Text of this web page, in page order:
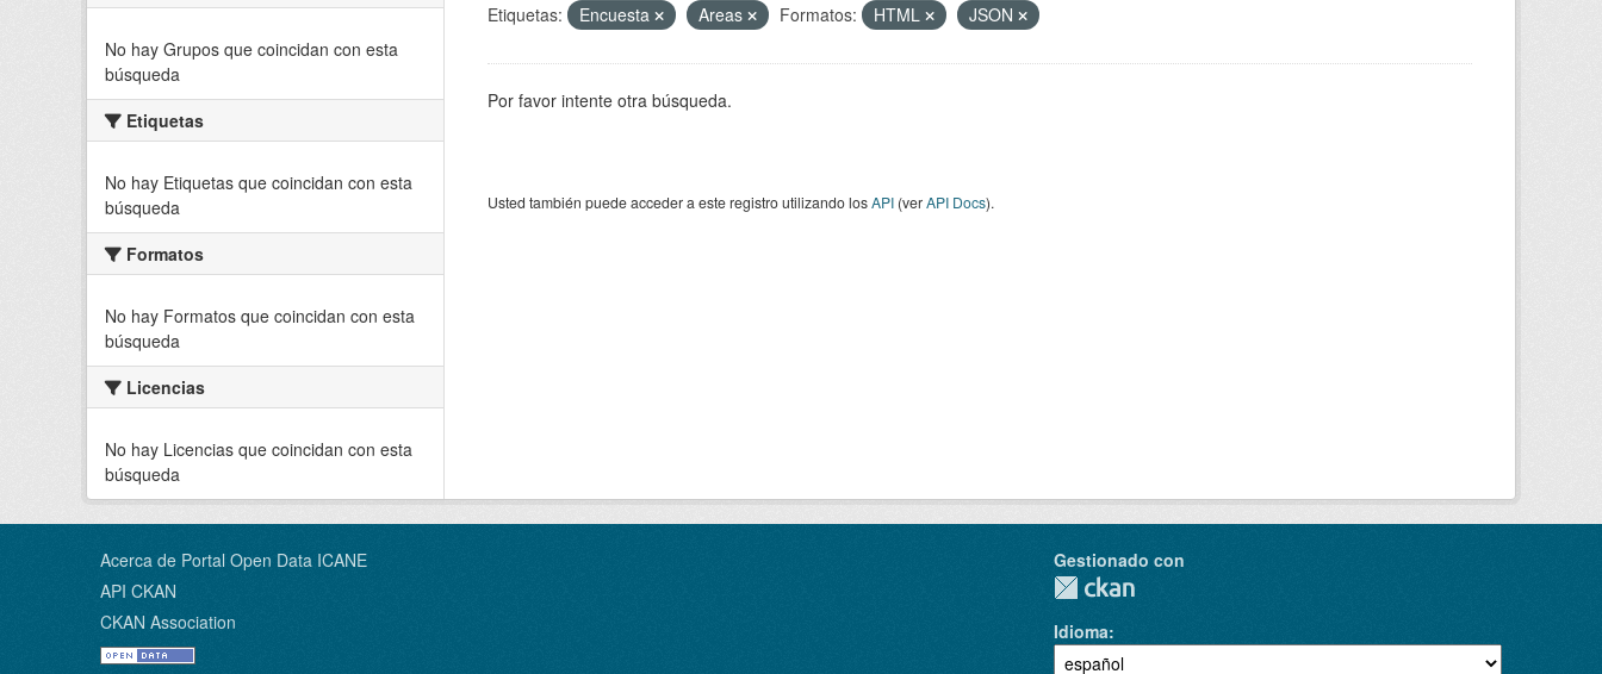
No hay Grupos que coincidan con esta
búsqueda
Etiquetas
No hay Etiquetas que coincidan con esta
búsqueda
Formatos
No hay Formatos que coincidan con esta
búsqueda
Licencias
No hay Licencias que coincidan con esta
búsqueda
Etiquetas: Encuesta Areas Formatos: HTML JSON
Por favor intente otra búsqueda.
Usted también puede acceder a este registro utilizando losAPI(verAPI Docs).
Acerca de Portal Open Data ICANE
API CKAN
CKAN Association
Gestionado con
Idioma